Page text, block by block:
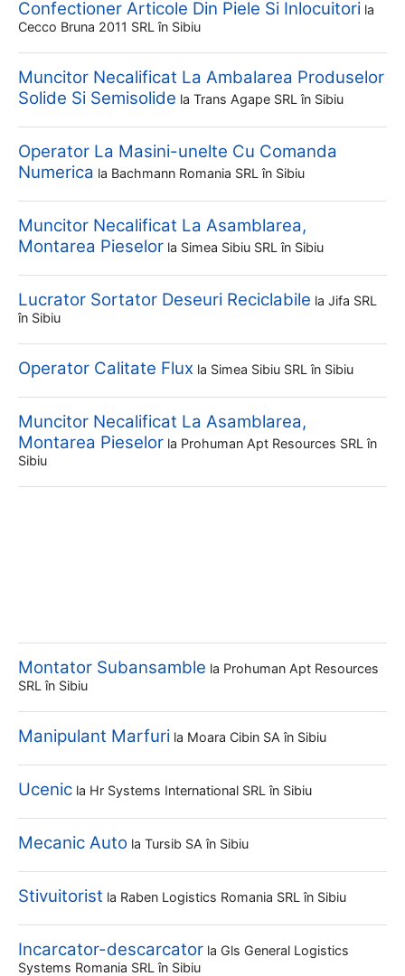
Confectioner Articole Din Piele Si Inlocuitori la
Cecco Bruna 2011 SRL în Sibiu
Muncitor Necalificat La Ambalarea Produselor
Solide Si Semisolide la Trans Agape SRL în Sibiu
Operator La Masini-unelte Cu Comanda
Numerica la Bachmann Romania SRL în Sibiu
Muncitor Necalificat La Asamblarea,
Montarea Pieselor la Simea Sibiu SRL în Sibiu
Lucrator Sortator Deseuri Reciclabile la Jifa SRL
în Sibiu
Operator Calitate Flux la Simea Sibiu SRL în Sibiu
Muncitor Necalificat La Asamblarea,
Montarea Pieselor la Prohuman Apt Resources SRL în
Sibiu
Montator Subansamble la Prohuman Apt Resources
SRL în Sibiu
Manipulant Marfuri la Moara Cibin SA în Sibiu
Ucenic la Hr Systems International SRL în Sibiu
Mecanic Auto la Tursib SA în Sibiu
Stivuitorist la Raben Logistics Romania SRL în Sibiu
Incarcator-descarcator la Gls General Logistics
Systems Romania SRL în Sibiu